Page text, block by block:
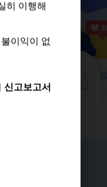
게 불이익
히 이행해
이익이 없
히 이행해
이익이 없
신고보고서